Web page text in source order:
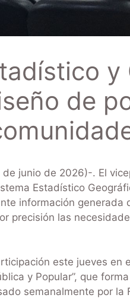
de
de junio de 2026)-. El
Estadístico
información
precisión las
este jueves en
y Popular”, que
semanalmente por